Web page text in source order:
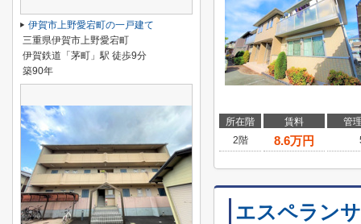
所在階 賃料
管
2階
8.6万円
エスペラン
伊賀市上野愛宕町の一戸建て
三重県伊賀市上野愛宕町
伊賀鉄道「茅町」駅 徒歩9分
築90年